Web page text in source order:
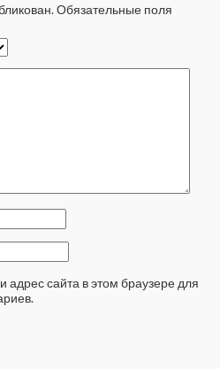
Обязательные поля
адрес сайта в этом браузере для